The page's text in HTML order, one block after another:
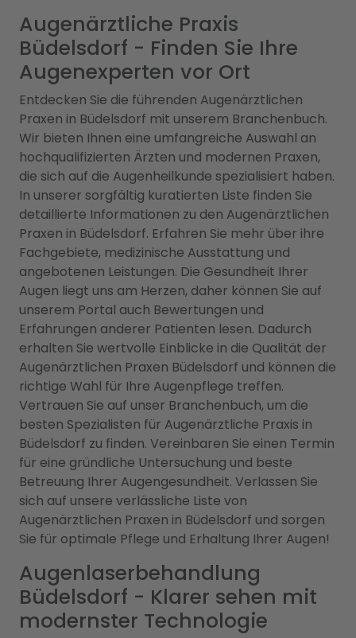
Augenärztliche Praxis
Büdelsdorf - Finden Sie Ihre
Augenexperten vor Ort
Entdecken Sie die führenden Augenärztlichen
Praxen in Büdelsdorf mit unserem Branchenbuch.
Wir bieten Ihnen eine umfangreiche Auswahl an
hochqualifizierten Ärzten und modernen Praxen,
die sich auf die Augenheilkunde spezialisiert haben.
In unserer sorgfältig kuratierten Liste finden Sie
detaillierte Informationen zu den Augenärztlichen
Praxen in Büdelsdorf. Erfahren Sie mehr über ihre
Fachgebiete, medizinische Ausstattung und
angebotenen Leistungen. Die Gesundheit Ihrer
Augen liegt uns am Herzen, daher können Sie auf
unserem Portal auch Bewertungen und
Erfahrungen anderer Patienten lesen. Dadurch
erhalten Sie wertvolle Einblicke in die Qualität der
Augenärztlichen Praxen Büdelsdorf und können die
richtige Wahl für Ihre Augenpflege treffen.
Vertrauen Sie auf unser Branchenbuch, um die
besten Spezialisten für Augenärztliche Praxis in
Büdelsdorf zu finden. Vereinbaren Sie einen Termin
für eine gründliche Untersuchung und beste
Betreuung Ihrer Augengesundheit. Verlassen Sie
sich auf unsere verlässliche Liste von
Augenärztlichen Praxen in Büdelsdorf und sorgen
Sie für optimale Pflege und Erhaltung Ihrer Augen!
Augenlaserbehandlung
Büdelsdorf - Klarer sehen mit
modernster Technologie